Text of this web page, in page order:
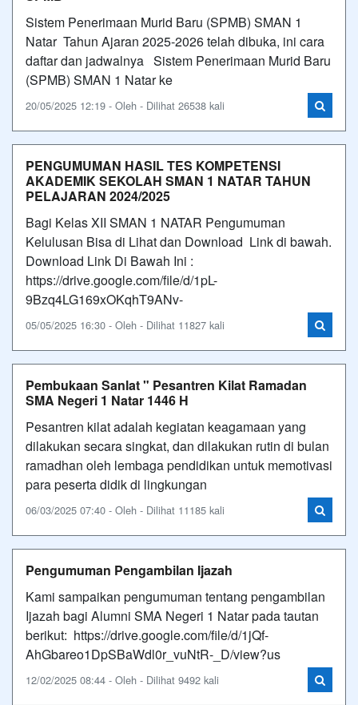
Sistem Penerimaan Murid Baru (SPMB) SMAN 1
Natar Tahun Ajaran 2025-2026 telah dibuka, ini cara
daftar dan jadwalnya Sistem Penerimaan Murid Baru
(SPMB) SMAN 1 Natar ke
20/05/2025 12:19 - Oleh - Dilihat 26538 kali
PENGUMUMAN HASIL TES KOMPETENSI
AKADEMIK SEKOLAH SMAN 1 NATAR TAHUN
PELAJARAN 2024/2025
Bagi Kelas XII SMAN 1 NATAR Pengumuman
Kelulusan Bisa di Lihat dan Download Link di bawah.
Download Link Di Bawah Ini :
https://drive.google.com/file/d/1pL-
9Bzq4LG169xOKqhT9ANv-
05/05/2025 16:30 - Oleh - Dilihat 11827 kali
Pembukaan Sanlat " Pesantren Kilat Ramadan
SMA Negeri 1 Natar 1446 H
Pesantren kilat adalah kegiatan keagamaan yang
dilakukan secara singkat, dan dilakukan rutin di bulan
ramadhan oleh lembaga pendidikan untuk memotivasi
para peserta didik di lingkungan
06/03/2025 07:40 - Oleh - Dilihat 11185 kali
Pengumuman Pengambilan Ijazah
Kami sampaikan pengumuman tentang pengambilan
Ijazah bagi Alumni SMA Negeri 1 Natar pada tautan
berikut: https://drive.google.com/file/d/1jQf-
AhGbareo1DpSBaWdl0r_vuNtR-_D/view?us
12/02/2025 08:44 - Oleh - Dilihat 9492 kali